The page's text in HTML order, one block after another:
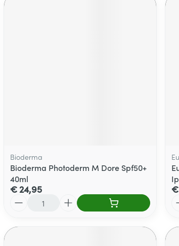
Bioderma
Bioderma Photoderm M Dore Spf50+
40ml
€ 24,95